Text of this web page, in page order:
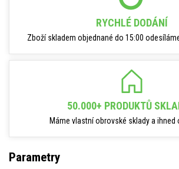
RYCHLÉ DODÁNÍ
Zboží skladem objednané do 15:00
50.000+ PRODUKTŮ
Máme vlastní obrovské sklady a ihned
Parametry